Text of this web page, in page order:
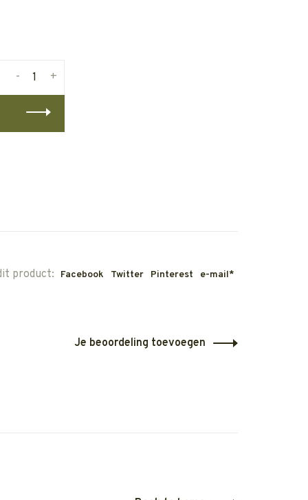
+
-
product: Facebook Twitter Pinterest e-mail*
Je beoordeling toevoegen